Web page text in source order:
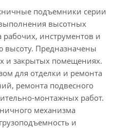
подъемники серии
выполнения высотных
инструментов и
высоту. Предназначены
и закрытых помещениях.
для отделки и ремонта
ремонта подвесного
монтажных работ.
механизма
и